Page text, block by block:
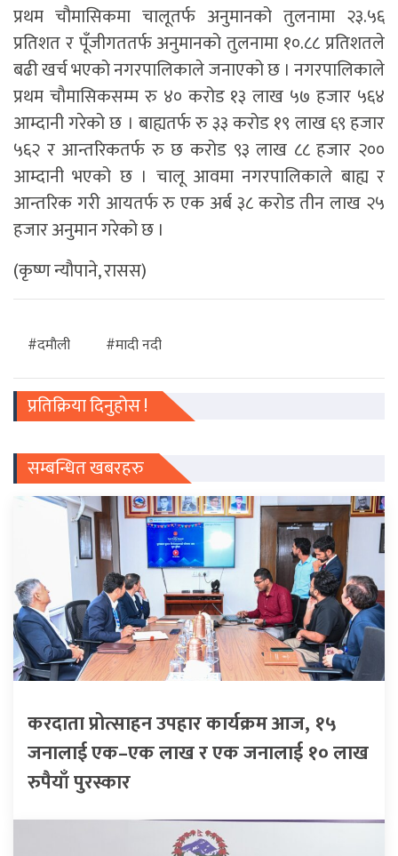
प्रथम चौमासिकमा चालूतर्फ अनुमानको तुलनामा २३.५६
प्रतिशत र पूँजीगततर्फ अनुमानको तुलनामा १०.८८ प्रतिशतले
बढी खर्च भएको नगरपालिकाले जनाएको छ । नगरपालिकाले
प्रथम चौमासिकसम्म रु ४० करोड १३ लाख ५७ हजार ५६४
आम्दानी गरेको छ । बाह्यतर्फ रु ३३ करोड १९ लाख ६९ हजार
५६२ र आन्तरिकतर्फ रु छ करोड ९३ लाख ८८ हजार २००
आम्दानी भएको छ । चालू आवमा नगरपालिकाले बाह्य र
आन्तरिक गरी आयतर्फ रु एक अर्ब ३८ करोड तीन लाख २५
हजार अनुमान गरेको छ ।
(कृष्ण न्यौपाने, रासस)
#दमाैली #मादी नदी
प्रतिक्रिया दिनुहोस !
सम्बन्धित खबरहरु
करदाता प्रोत्साहन उपहार कार्यक्रम आज, १५
जनालाई एक–एक लाख र एक जनालाई १० लाख
रुपैयाँ पुरस्कार